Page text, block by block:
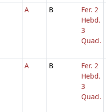
A B
Fer. 2
Hebd.
3
Quad.
A B
Fer. 2
Hebd.
3
Quad.